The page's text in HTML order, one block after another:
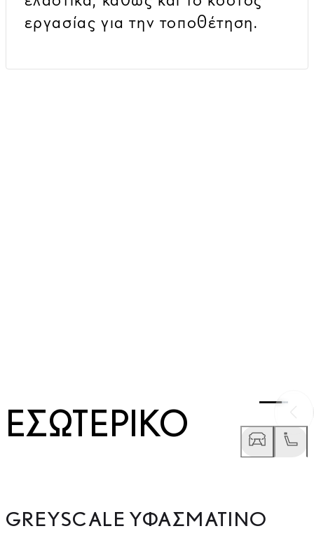
εργασίας για την τοποθέτηση.
ΕΣΩΤΕΡΙΚΌ
GREYSCALE ΥΦΑΣΜΆΤΙΝΟ